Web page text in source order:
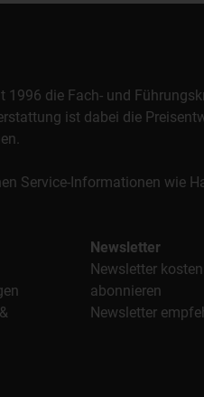
1996 die Fach- und
ist dabei die
Service-Informationen wie
Newsletter
Newsletter
abonnieren
Newsletter